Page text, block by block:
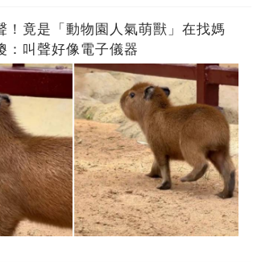
！竟是「動物園人氣萌獸」在找媽
：叫聲好像電子儀器